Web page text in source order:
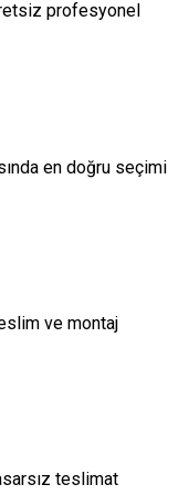
profesyonel
en doğru seçimi
ve montaj
teslimat